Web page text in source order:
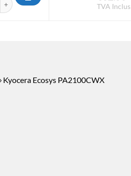
TVA Inclus
Kyocera Ecosys PA2100CWX